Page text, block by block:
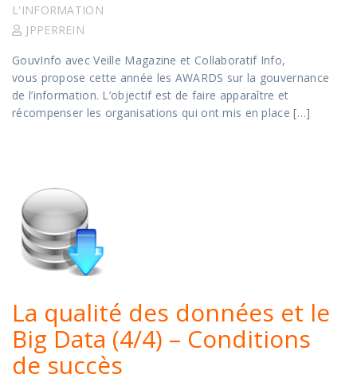
L'INFORMATION
JPPERREIN
GouvInfo avec Veille Magazine et Collaboratif Info,
vous propose cette année les AWARDS sur la gouvernance
de l’information. L’objectif est de faire apparaître et
récompenser les organisations qui ont mis en place […]
La qualité des données et le
Big Data (4/4) – Conditions
de succès